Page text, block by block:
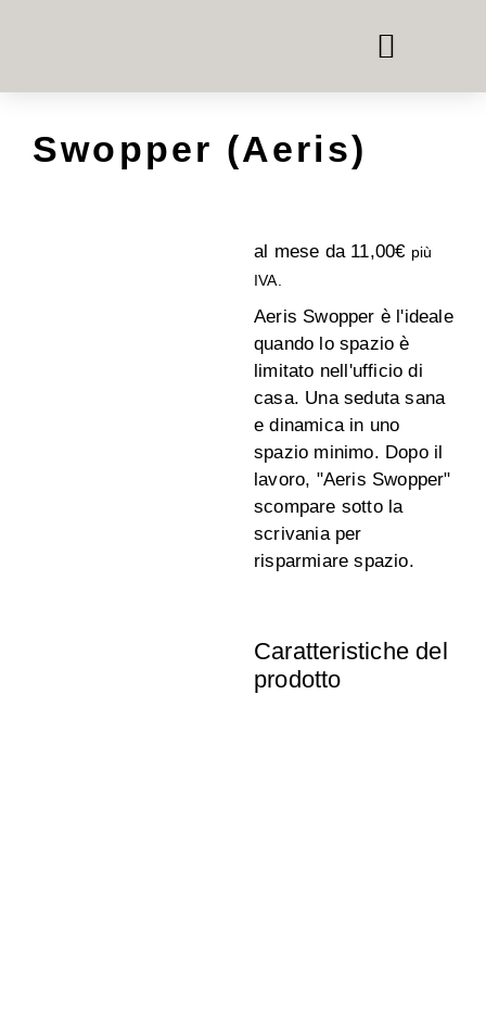
Swopper (Aeris)
al mese da 11,00€ più
IVA.
Aeris Swopper è l'ideale
quando lo spazio è
limitato nell'ufficio di
casa. Una seduta sana
e dinamica in uno
spazio minimo. Dopo il
lavoro, "Aeris Swopper"
scompare sotto la
scrivania per
risparmiare spazio.
Caratteristiche del
prodotto